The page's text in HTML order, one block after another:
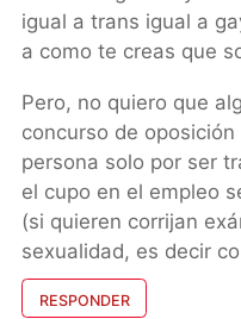
igual a trans igual a
a como te creas que
Pero, no quiero que
concurso de
persona solo por ser
el cupo en el empleo
(si quieren corrijan
sexualidad, es decir
RESPONDER